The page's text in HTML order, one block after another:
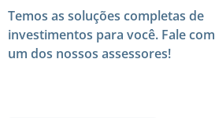
Temos as soluções completas de
investimentos para você. Fale com
um dos nossos assessores!